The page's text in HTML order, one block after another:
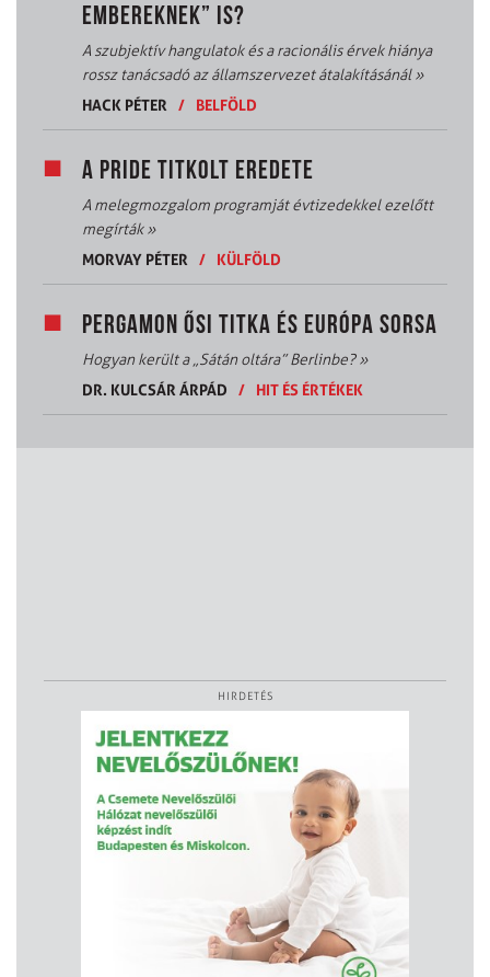
EMBEREKNEK” IS?
A szubjektív hangulatok és a racionális érvek hiánya
rossz tanácsadó az államszervezet átalakításánál»
HACK PÉTER
/ BELFÖLD
A PRIDE TITKOLT EREDETE
A melegmozgalom programját évtizedekkel ezelőtt
megírták»
MORVAY PÉTER
/ KÜLFÖLD
PERGAMON ŐSI TITKA ÉS EURÓPA SORSA
Hogyan került a „Sátán oltára” Berlinbe?»
DR. KULCSÁR ÁRPÁD
/ HIT ÉS ÉRTÉKEK
HIRDETÉS